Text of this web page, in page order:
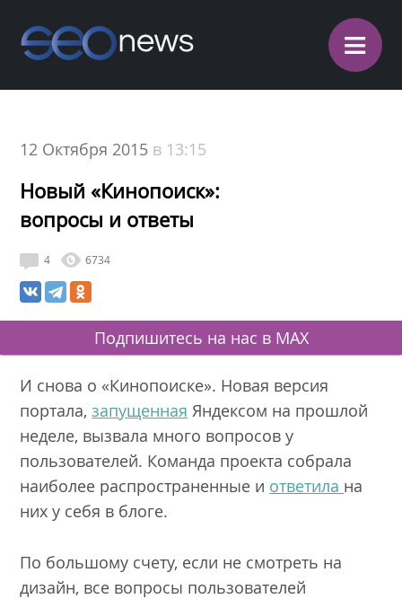
≡
12 Октября 2015 в 13:15
Новый «Кинопоиск»:
вопросы и ответы
4 6734
Подпишитесь на нас в MAX
И снова о «Кинопоиске». Новая версия
портала,запущенная Яндексом на прошлой
неделе, вызвала много вопросов у
пользователей. Команда проекта собрала
наиболее распространенные и ответила на
них у себя в блоге.
По большому счету, если не смотреть на
дизайн, все вопросы пользователей